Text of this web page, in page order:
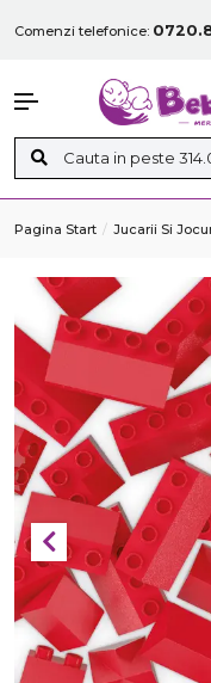
Comenzi telefonice:
Pagina Start Jucarii Si